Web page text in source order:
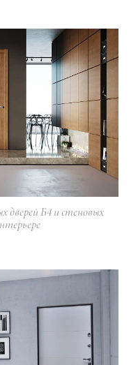
дверей Б4 и стеновых